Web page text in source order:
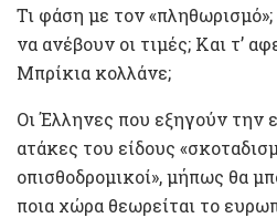
Τι φάση με τον
να ανέβουν οι τιμές; Και τ’
Μπρίκια κολλάνε;
Οι Έλληνες που εξηγούν την
ατάκες του είδους
οπισθοδρομικοί», μήπως θα
ποια χώρα θεωρείται το